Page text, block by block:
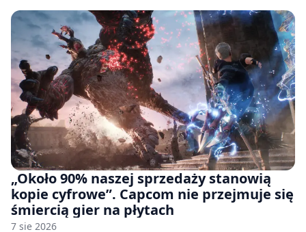
„Około 90% naszej sprzedaży stanowią
kopie cyfrowe”. Capcom nie przejmuje się
śmiercią gier na płytach
7 sie 2026